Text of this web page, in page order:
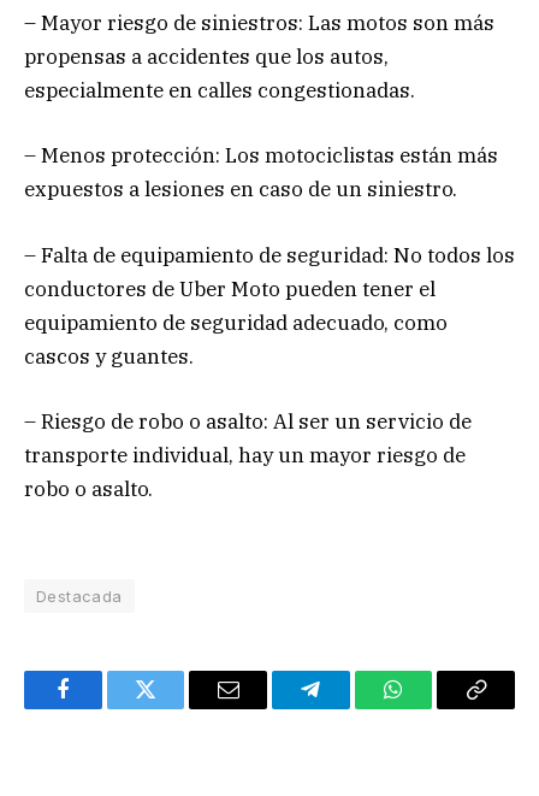
– Mayor riesgo de siniestros: Las motos son más
propensas a accidentes que los autos,
especialmente en calles congestionadas.
– Menos protección: Los motociclistas están más
expuestos a lesiones en caso de un siniestro.
– Falta de equipamiento de seguridad: No todos los
conductores de Uber Moto pueden tener el
equipamiento de seguridad adecuado, como
cascos y guantes.
– Riesgo de robo o asalto: Al ser un servicio de
transporte individual, hay un mayor riesgo de
robo o asalto.
Destacada
FacebookTwitter Email TelegramWhatsAppCopy